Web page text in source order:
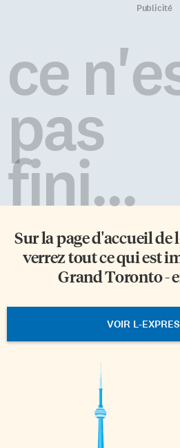
Publicité
ce
pas
fini...
Sur la page d'accueil de
verrez tout ce qui est
Grand Toronto -
VOIR L-